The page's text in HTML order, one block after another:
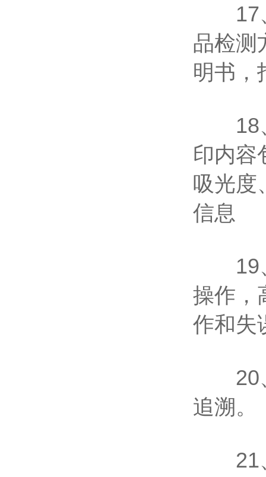
17、
品检测
明书，
18、
印内容
吸光度
信息
19、
操作，
作和失
20、
追溯。
21、